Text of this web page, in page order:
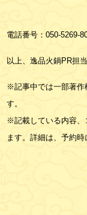
電話番号：050-5269-
以上、逸品火鍋PR担当
※記事中では一部著作
す。
※記載している内容、
ます。詳細は、予約時